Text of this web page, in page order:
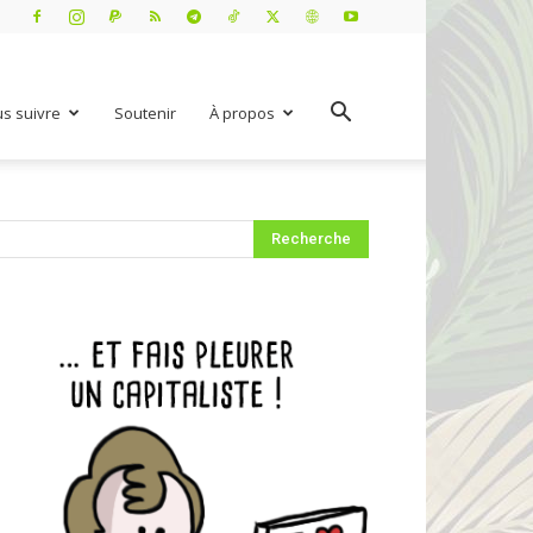
suivre Soutenir À propos